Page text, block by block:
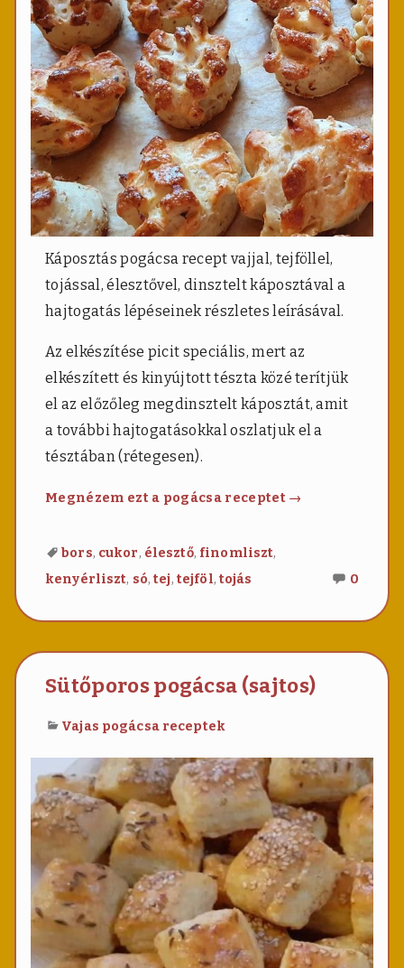
Káposztás pogácsa recept vajjal, tejföllel,
tojással, élesztővel, dinsztelt káposztával a
hajtogatás lépéseinek részletes leírásával.
Az elkészítése picit speciális, mert az
elkészített és kinyújtott tészta közé terítjük
el az előzőleg megdinsztelt káposztát, amit
a további hajtogatásokkal oszlatjuk el a
tésztában (rétegesen).
Megnézem ezt a pogácsa receptet Káposztás
→
bors, cukor, élesztő, finomliszt,
kenyérliszt, só,tej, tejföl, tojás 0
még
Sütőporos pogácsa (sajtos)
Vajas pogácsa receptek